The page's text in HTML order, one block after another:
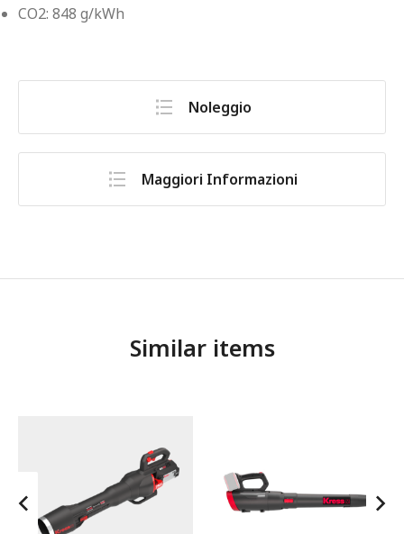
CO2: 848 g/kWh
Noleggio
Maggiori Informazioni
Similar items